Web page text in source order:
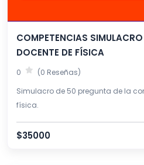
COMPETENCIAS
DOCENTE DE FÍSICA
0 (0 Reseñas)
Simulacro de 50 pregunta de la
física.
$35000